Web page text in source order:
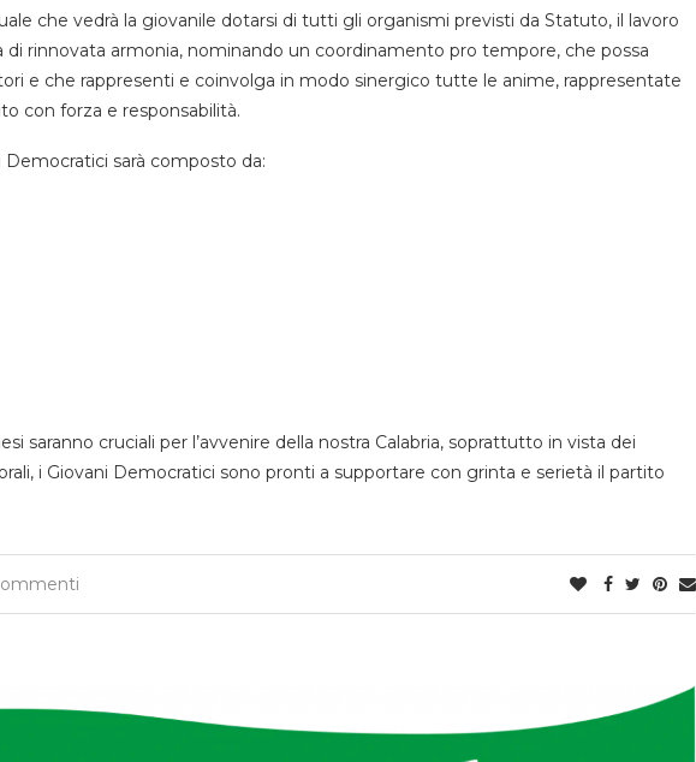
che vedrà la giovanile dotarsi di tutti gli organismi previsti da Statuto, il lavoro
di rinnovata armonia, nominando un coordinamento pro tempore, che possa
e che rappresenti e coinvolga in modo sinergico tutte le anime, rappresentate
con forza e responsabilità.
sarà composto da:
saranno cruciali per l’avvenire della nostra Calabria, soprattutto in vista dei
i Giovani Democratici sono pronti a supportare con grinta e serietà il partito